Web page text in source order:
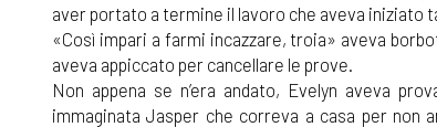
aver portato a termine il lavoro che aveva iniziato
«Così impari a farmi incazzare, troia» aveva
aveva appiccato per cancellare le prove.
Non appena se n’era andato, Evelyn aveva
immaginata Jasper che correva a casa per non